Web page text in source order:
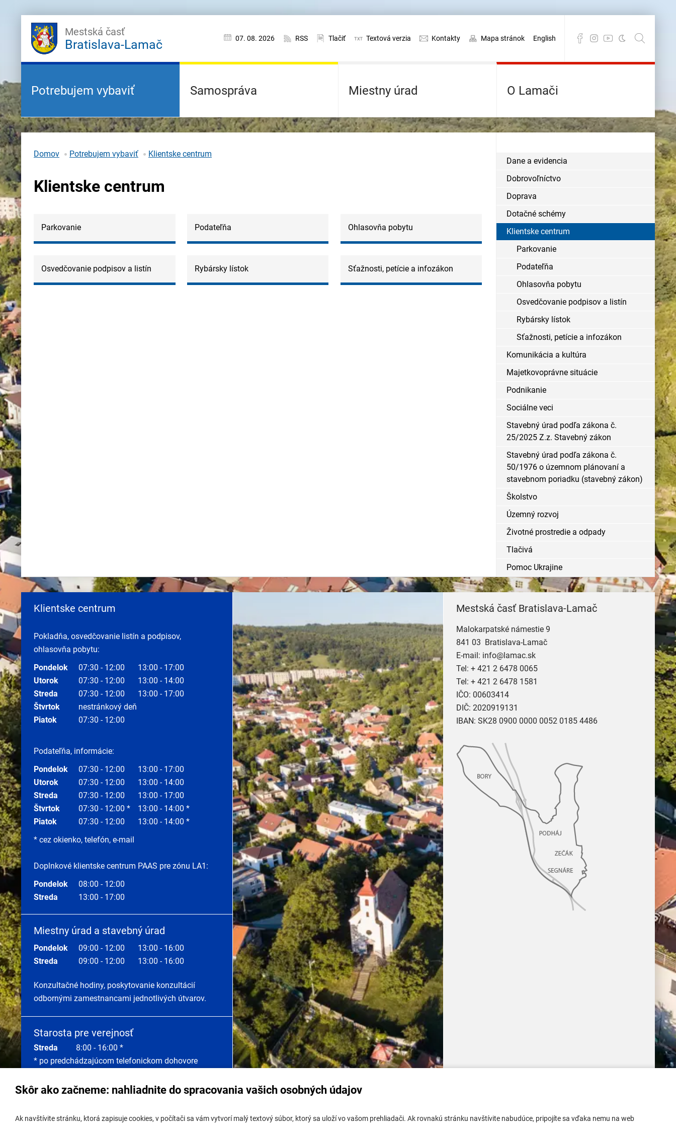
Skôr ako začneme: nahliadnite do spracovania vašich osobných údajov
Ak navštívite stránku, ktorá zapisuje cookies, v počítači sa vám vytvorí malý textový súbor, ktorý sa uloží vo vašom prehliadači. Ak rovnakú stránku navštívite nabudúce, pripojíte sa vďaka nemu na web
Mestská časť
Bratislava-Lamač 07. 08. 2026 RSS Tlačiť Textová verzia Kontakty Mapa stránok English
Potrebujem vybaviť Samospráva Miestny úrad O Lamači
Domov Potrebujem vybaviť Klientske centrum
Klientske centrum
Parkovanie Podateľňa Ohlasovňa pobytu
Osvedčovanie podpisov a listín Rybársky lístok Sťažnosti, petície a infozákon
Dane a evidencia
Dobrovoľníctvo
Doprava
Dotačné schémy
Klientske centrum
Parkovanie
Podateľňa
Ohlasovňa pobytu
Osvedčovanie podpisov a listín
Rybársky lístok
Sťažnosti, petície a infozákon
Komunikácia a kultúra
Majetkovoprávne situácie
Podnikanie
Sociálne veci
Stavebný úrad podľa zákona č.
25/2025 Z.z. Stavebný zákon
Stavebný úrad podľa zákona č.
50/1976 o územnom plánovaní a
stavebnom poriadku (stavebný zákon)
Školstvo
Územný rozvoj
Životné prostredie a odpady
Tlačivá
Pomoc Ukrajine
Klientske centrum
Pokladňa, osvedčovanie listín a podpisov,
ohlasovňa pobytu:
Pondelok
07:30 - 12:00
13:00 - 17:00
Utorok
07:30 - 12:00
13:00 - 14:00
Streda
07:30 - 12:00
13:00 - 17:00
Štvrtok
nestránkový deň
Piatok
07:30 - 12:00
Podateľňa, informácie:
Pondelok
07:30 - 12:00
13:00 - 17:00
Utorok
07:30 - 12:00
13:00 - 14:00
Streda
07:30 - 12:00
13:00 - 17:00
Štvrtok
07:30 - 12:00 *
13:00 - 14:00 *
Piatok
07:30 - 12:00
13:00 - 14:00 *
* cez okienko, telefón, e-mail
Doplnkové klientske centrum PAAS pre zónu LA1:
Pondelok
08:00 - 12:00
Streda
13:00 - 17:00
Miestny úrad a stavebný úrad
Pondelok 09:00 - 12:00
13:00 - 16:00
Streda
09:00 - 12:00 13:00 - 16:00
Konzultačné hodiny, poskytovanie konzultácií
odbornými zamestnancami jednotlivých útvarov.
Starosta pre verejnosť
Streda 8:00 - 16:00 *
* po predchádzajúcom telefonickom dohovore
Mestská časť Bratislava-Lamač
Malokarpatské námestie 9
841 03 Bratislava-Lamač
E-mail: info@lamac.sk
Tel:+ 421 2 6478 0065
Tel:+ 421 2 6478 1581
IČO: 00603414
DIČ: 2020919131
IBAN: SK28 0900 0000 0052 0185 4486
info@lamac.sk